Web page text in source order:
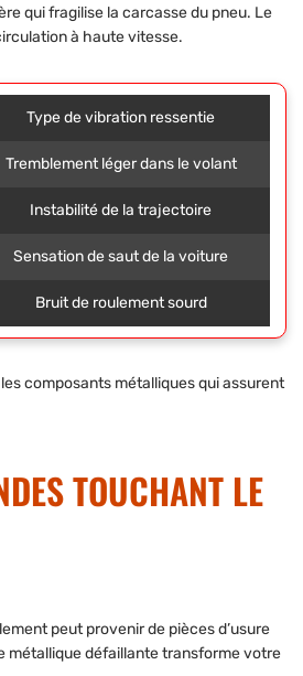
qui fragilise la carcasse du pneu. Le
à haute vitesse.
Type de vibration ressentie
Tremblement léger dans le volant
Instabilité de la trajectoire
Sensation de saut de la voiture
Bruit de roulement sourd
composants métalliques qui assurent
TOUCHANT LE
peut provenir de pièces d’usure
métallique défaillante transforme votre